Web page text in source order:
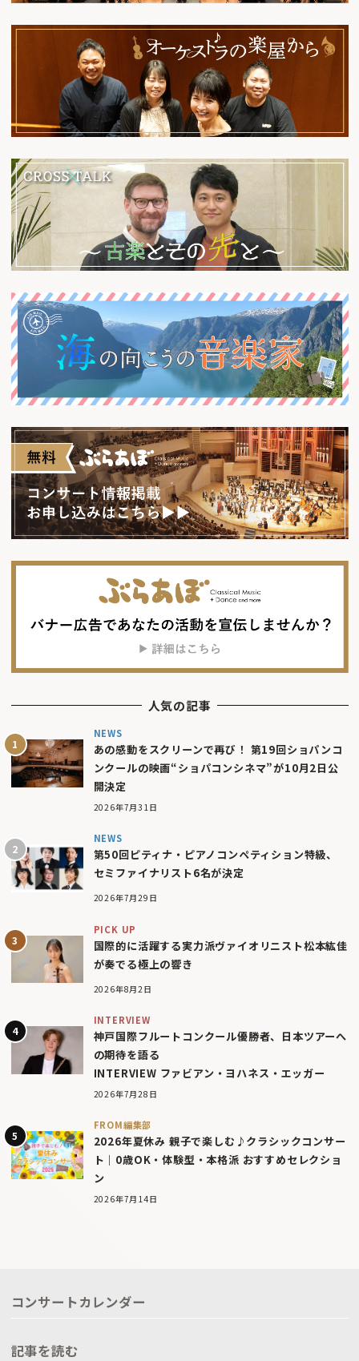
人気の記事
NEWS
あの感動をスクリーンで再び！ 第19回ショパンコ
ンクールの映画“ショパコンシネマ”が10月2日公
開決定
2026年7月31日
NEWS
第50回ピティナ・ピアノコンペティション特級、
セミファイナリスト6名が決定
2026年7月29日
PICK UP
国際的に活躍する実力派ヴァイオリニスト松本紘佳
が奏でる極上の響き
2026年8月2日
INTERVIEW
神戸国際フルートコンクール優勝者、日本ツアーへ
の期待を語る
INTERVIEW ファビアン・ヨハネス・エッガー
2026年7月28日
FROM編集部
2026年夏休み 親子で楽しむ♪クラシックコンサー
ト｜0歳OK・体験型・本格派 おすすめセレクショ
ン
2026年7月14日
コンサートカレンダー
記事を読む